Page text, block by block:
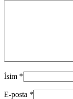
İsim *
E-posta *